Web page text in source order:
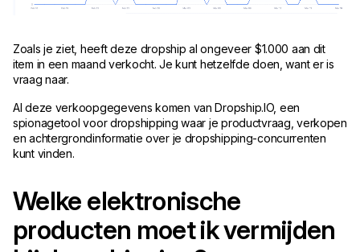
Zoals je ziet, heeft deze dropship al ongeveer $1.000 aan dit
item in een maand verkocht. Je kunt hetzelfde doen, want er is
vraag naar.
Al deze verkoopgegevens komen van Dropship.IO, een
spionagetool voor dropshipping waar je productvraag, verkopen
en achtergrondinformatie over je dropshipping-concurrenten
kunt vinden.
Welke elektronische
producten moet ik vermijden